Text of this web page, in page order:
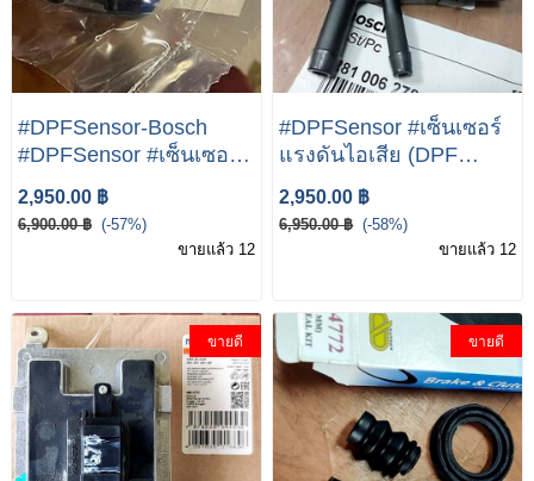
#DPFSensor-Bosch
#DPFSensor #เซ็นเซอร์
แรงดันไอเสีย (DPF
Sensor) BOSCH | เบนซ์
W204 W207 W211
R172 )
2,950.00 ฿
6,900.00 ฿ (-57%)
ขายแล้ว 12
#DPFSensor #เซ็นเซอร์
แรงดันไอเสีย (DPF
Sensor) BOSCH | เบนซ์
W204 W207 W211
W212 W218 W219
2,950.00 ฿
6,950.00 ฿ (-58%)
ขายแล้ว 12
ขายดี ขายดี